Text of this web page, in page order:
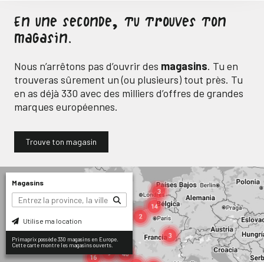
En une seconde, tu trouves ton
magasin.
Nous n’arrêtons pas d’ouvrir des magasins. Tu en
trouveras sûrement un (ou plusieurs) tout près. Tu
en as déjà 330 avec des milliers d’offres de grandes
marques européennes.
Trouve ton magasin
Magasins
Utilise ma location
Primaprix possède 330 magasins en Europe.
Cette carte montre les magasins ouverts.